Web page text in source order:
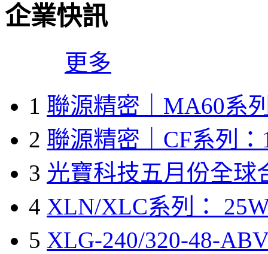
企業快訊
更多
1 聯源精密｜MA60系
2 聯源精密｜CF系列：
3 光寶科技五月份全球
4 XLN/XLC系列：
5 XLG-240/320-48-